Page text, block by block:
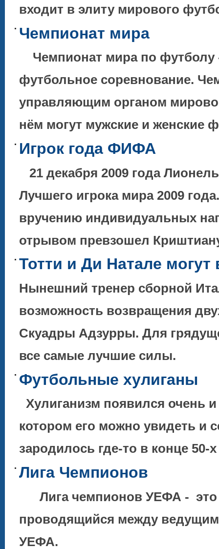
входит в элиту мирового
Чемпионат мира
Чемпионат мира по футболу
футбольное соревнование.
управляющим органом
нём могут мужские и женские
Игрок года ФИФА
21 декабря 2009 года
Лучшего игрока мира 2009
вручению индивидуальных
отрывом превзошел
Тотти и Ди Натале
Нынешний тренер сборной
возможность возвращения
Скуадры Адзурры. Для
все самые лучшие силы.
Футбольные хулиганы
Хулиганизм появился очень
котором его можно увидеть и
зародилось где-то в конце 50-
Лига Чемпионов
Лига чемпионов УЕФА - это
проводящийся между
УЕФА.